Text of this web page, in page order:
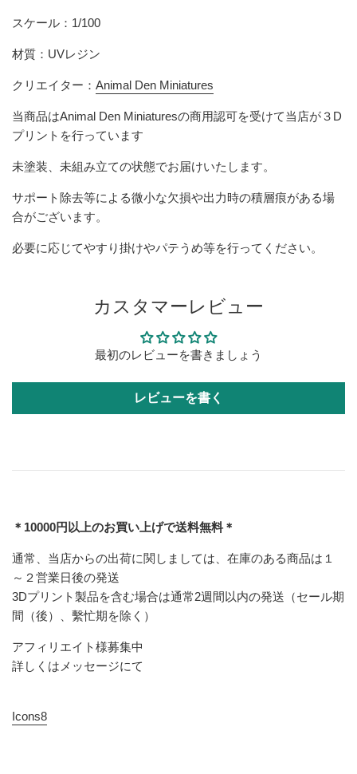
スケール：1/100
材質：UVレジン
クリエイター： Animal Den Miniatures
当商品はAnimal Den Miniaturesの商用認可を受けて当店が３D
プリントを行っています
未塗装、未組み立ての状態でお届けいたします。
サポート除去等による微小な欠損や出力時の積層痕がある場
合がございます。
必要に応じてやすり掛けやパテうめ等を行ってください。
カスタマーレビュー
最初のレビューを書きましょう
レビューを書く
＊10000円以上のお買い上げで送料無料＊
通常、当店からの出荷に関しましては、在庫のある商品は１
～２営業日後の発送
3Dプリント製品を含む場合は通常2週間以内の発送（セール期
間（後）、繫忙期を除く）
アフィリエイト様募集中
詳しくはメッセージにて
Icons8